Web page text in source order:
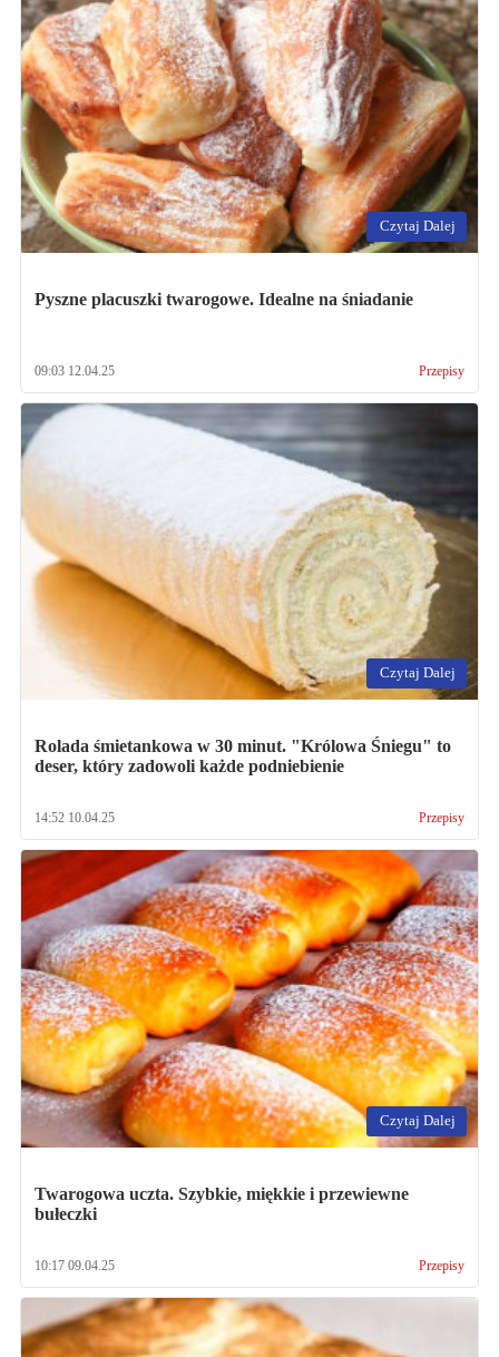
Czytaj Dalej
Pyszne placuszki twarogowe. Idealne na śniadanie
09:03 12.04.25 Przepisy
Czytaj Dalej
Rolada śmietankowa w 30 minut. "Królowa Śniegu" to
deser, który zadowoli każde podniebienie
14:52 10.04.25 Przepisy
Czytaj Dalej
Twarogowa uczta. Szybkie, miękkie i przewiewne
bułeczki
10:17 09.04.25 Przepisy